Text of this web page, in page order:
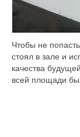
Чтобы не
стоял в зале и
качества
всей площади